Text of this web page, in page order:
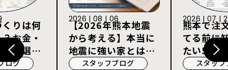
りは何
お金・
社選び
ログ
【2026年熊本地震
から考える】本当に
地震に強い家とは？
耐震等級3・許容応
スタッフブログ
2026 | 08 | 06
熊本で注
てる前に
たい5つ
スタッ
2026 | 07 |